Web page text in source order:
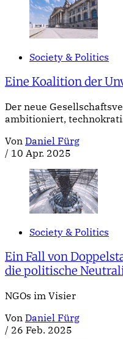
Society & Politics
Eine Koalition der
Der neue
ambitioniert,
Von Daniel Fürg
/ 10 Apr. 2025
Society & Politics
Ein Fall von
die politische
NGOs im Visier
Von Daniel Fürg
/ 26 Feb. 2025